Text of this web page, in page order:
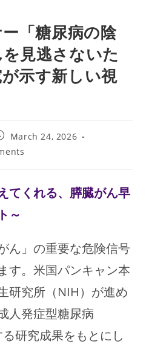
「糖尿病の陰
見逃さないた
示す新しい視
March 24, 2026
てくれる、膵臓がん早
～
ん」の重要な危険信号
す。米国パンキャン本
研究所（NIH）が進め
人発症型糖尿病
る研究成果をもとにし